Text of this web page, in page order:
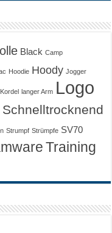
Black Camp
Hoodie Hoody Jogger
Kordel langer Arm Logo
Schnelltrocknend
Strumpf Strümpfe SV70
Training